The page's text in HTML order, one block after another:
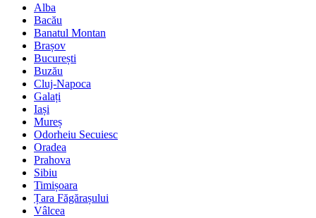
Alba
Bacău
Banatul Montan
Brașov
București
Buzău
Cluj-Napoca
Galați
Iași
Mureș
Odorheiu Secuiesc
Oradea
Prahova
Sibiu
Timișoara
Țara Făgărașului
Vâlcea